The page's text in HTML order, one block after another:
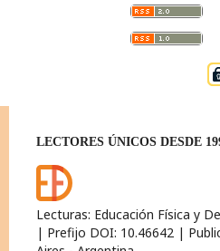
LECTORES ÚNICOS DESDE
Lecturas: Educación Física y
| Prefijo DOI: 10.46642 |